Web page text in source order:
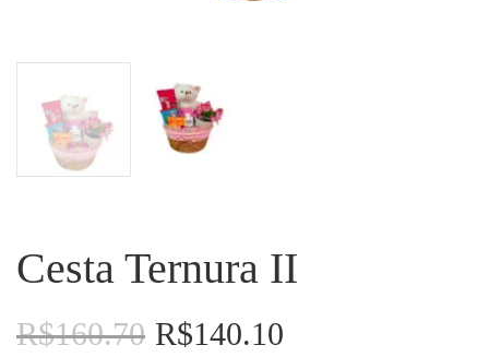
Cesta Ternura II
R$160.70 O
R$140.10